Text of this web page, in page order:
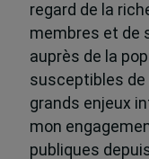
regard de la
membres et de
auprès de la
susceptibles de
grands enjeux
mon
publiques